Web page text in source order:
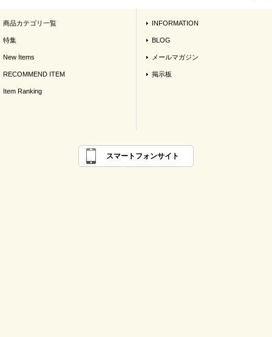
商品カテゴリ一覧
特集
New Items
RECOMMEND ITEM
Item Ranking
INFORMATION
BLOG
メールマガジン
掲示板
スマートフォンサイト